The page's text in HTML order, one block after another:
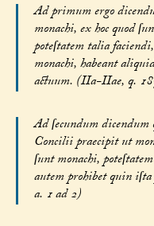
Ad primum ergo
monachi, ex hoc quod
poteſtatem talia
monachi, habeant
actuum. (IIa-IIae, q.
Ad ſecundum
Concilii praecipit ut
ſunt monachi,
autem prohibet quin
a. 1 ad 2)